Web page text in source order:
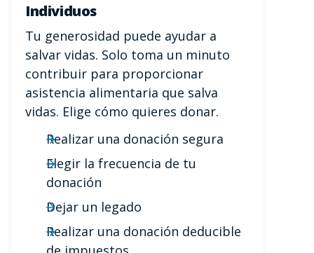
Individuos
Tu generosidad puede ayudar a
salvar vidas. Solo toma un minuto
contribuir para proporcionar
asistencia alimentaria que salva
vidas. Elige cómo quieres donar.
Realizar una donación segura
Elegir la frecuencia de tu
donación
Dejar un legado
Realizar una donación deducible